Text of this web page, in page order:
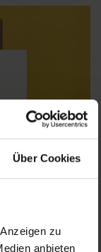
Über Cookies
zu
anbieten